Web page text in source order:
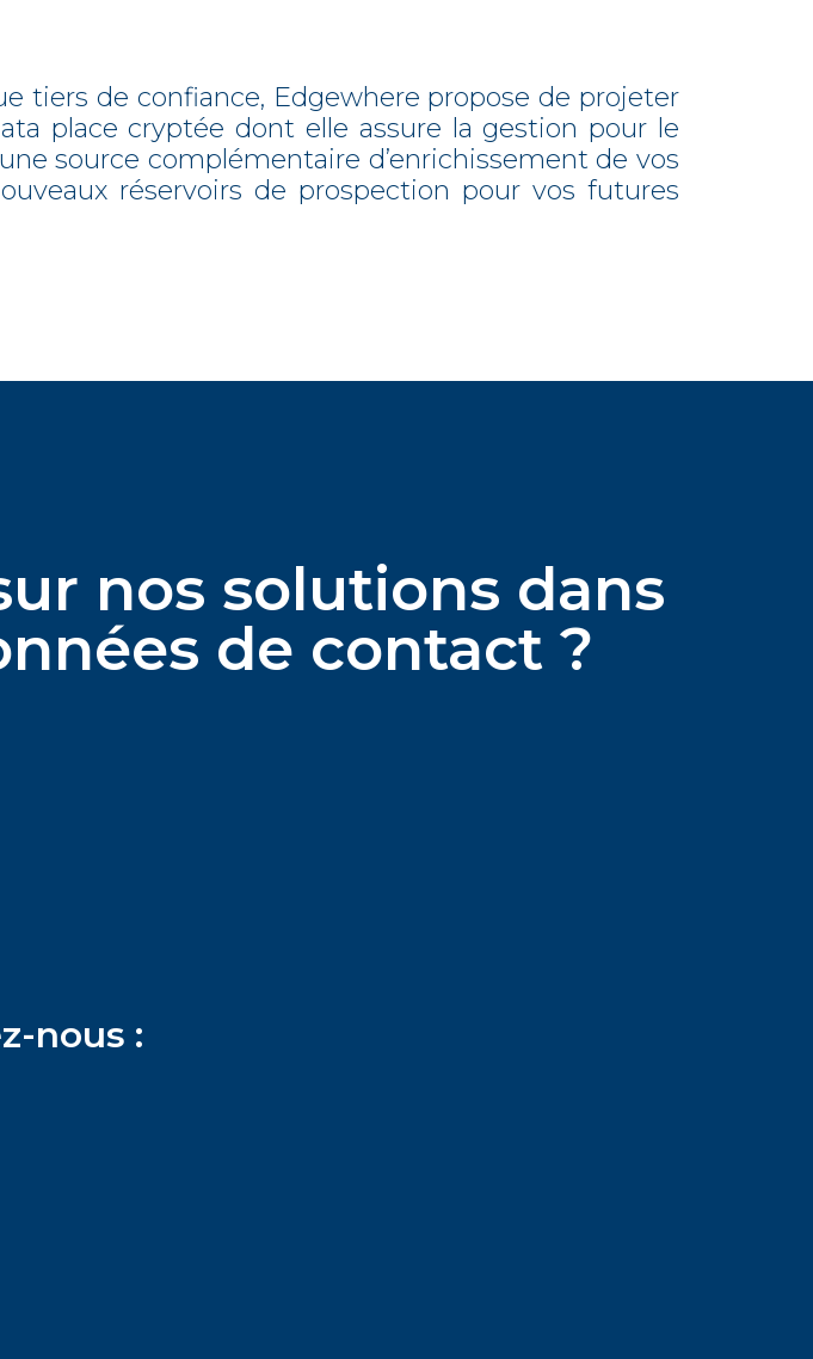
tiers de confiance, Edgewhere propose de projeter
place cryptée dont elle assure la gestion pour le
source complémentaire d’enrichissement de vos
réservoirs de prospection pour vos futures
nos solutions dans
de contact ?
nous :